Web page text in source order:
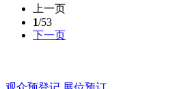
上一页
1/53
下一页